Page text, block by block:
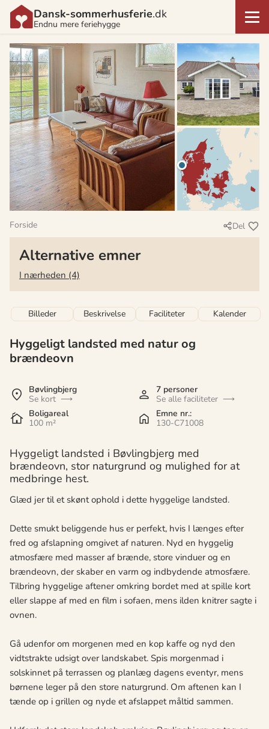
Dansk-sommerhusferie.dk
Endnu mere feriehygge
Forside Del
Alternative emner
I nærheden (4)
Billeder Beskrivelse Faciliteter Kalender
Hyggeligt landsted med natur og
brændeovn
Bøvlingbjerg
Se kort
7 personer
Se alle faciliteter
Boligareal
100 m²
Emne nr.:
130-C71008
Hyggeligt landsted i Bøvlingbjerg med
brændeovn, stor naturgrund og mulighed for at
medbringe hest.
Glæd jer til et skønt ophold i dette hyggelige landsted.
Dette smukt beliggende hus er perfekt, hvis I længes efter
fred og afslapning omgivet af naturen. Nyd en hyggelig
atmosfære med masser af brænde, store vinduer og en
brændeovn, der skaber en varm og indbydende atmosfære.
Tilbring hyggelige aftener omkring bordet med at spille kort
eller slappe af med en film i sofaen, mens ilden knitrer sagte i
ovnen.
Gå udenfor om morgenen med en kop kaffe og nyd den
vidtstrakte udsigt over landskabet. Spis morgenmad i
solskinnet på terrassen og planlæg dagens eventyr, mens
børnene leger på den store naturgrund. Om aftenen kan I
tænde op i grillen og nyde et afslappet måltid sammen.